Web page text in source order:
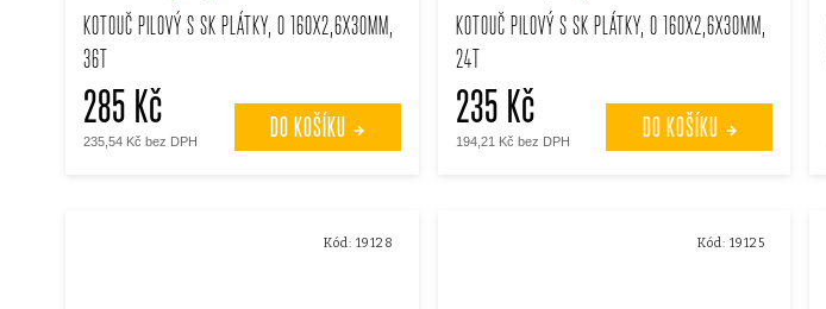
KOTOUČ PILOVÝ S SK PLÁTKY, O 160X2,6X30MM,
36T
235,54 Kč bez DPH
285 Kč DO KOŠÍKU
KOTOUČ PILOVÝ S SK PLÁTKY, O 160X2,6X30MM,
24T
194,21 Kč bez DPH
235 Kč DO KOŠÍKU
Kód: 19128 Kód: 19125